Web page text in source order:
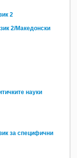
2
2/Македонски
науки
за специфични